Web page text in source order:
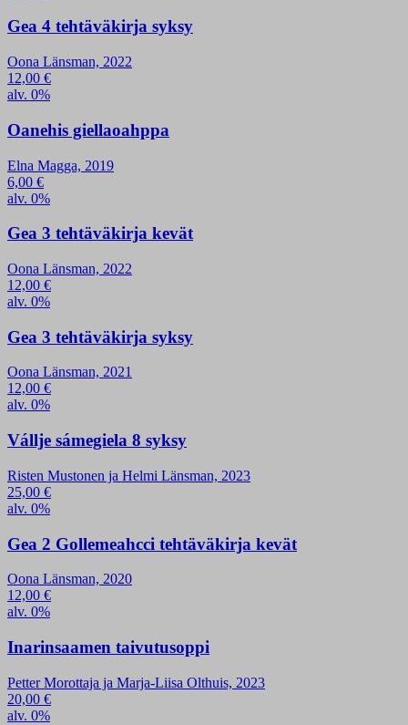
Gea 4 tehtäväkirja syksy
Oona Länsman, 2022
12,00 €
alv. 0%
Oanehis giellaoahppa
Elna Magga, 2019
6,00 €
alv. 0%
Gea 3 tehtäväkirja kevät
Oona Länsman, 2022
12,00 €
alv. 0%
Gea 3 tehtäväkirja syksy
Oona Länsman, 2021
12,00 €
alv. 0%
Vállje sámegiela 8 syksy
Risten Mustonen ja Helmi Länsman, 2023
25,00 €
alv. 0%
Gea 2 Gollemeahcci tehtäväkirja kevät
Oona Länsman, 2020
12,00 €
alv. 0%
Inarinsaamen taivutusoppi
Petter Morottaja ja Marja-Liisa Olthuis, 2023
20,00 €
alv. 0%